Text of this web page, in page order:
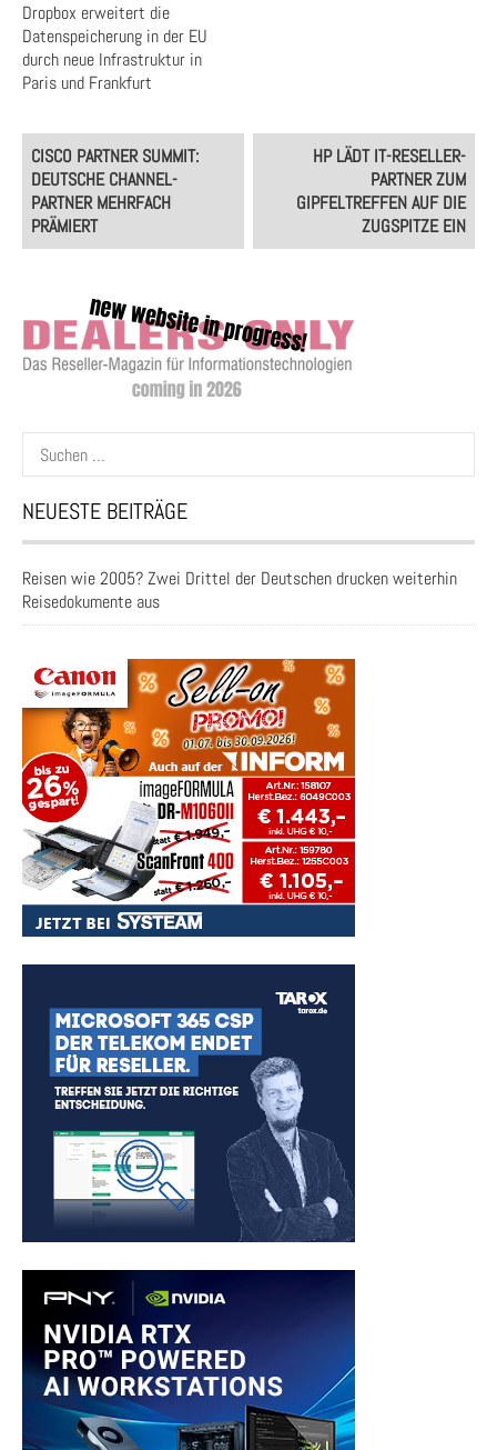
Dropbox erweitert die
Datenspeicherung in der EU
durch neue Infrastruktur in
Paris und Frankfurt
Post
navigation
CISCO PARTNER SUMMIT:
DEUTSCHE CHANNEL-
PARTNER MEHRFACH
PRÄMIERT
HP LÄDT IT-RESELLER-
PARTNER ZUM
GIPFELTREFFEN AUF DIE
ZUGSPITZE EIN
Suchen
nach:
NEUESTE BEITRÄGE
Reisen wie 2005? Zwei Drittel der Deutschen drucken weiterhin
Reisedokumente aus